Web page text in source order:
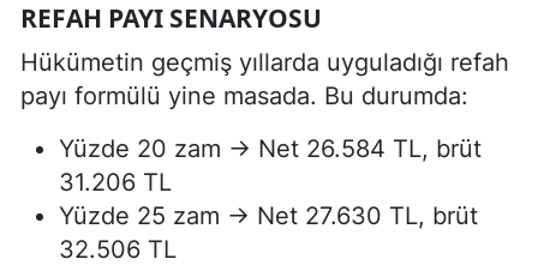
REFAH PAYI SENARYOSU
Hükümetin geçmiş yıllarda uyguladığı refah
payı formülü yine masada. Bu durumda:
Yüzde 20 zam → Net 26.584 TL, brüt
31.206 TL
Yüzde 25 zam → Net 27.630 TL, brüt
32.506 TL